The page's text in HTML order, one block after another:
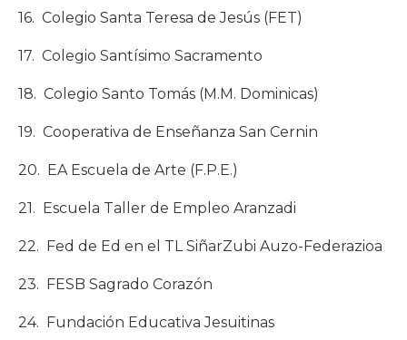
16. Colegio Santa Teresa de Jesús (FET)
17. Colegio Santísimo Sacramento
18. Colegio Santo Tomás (M.M. Dominicas)
19. Cooperativa de Enseñanza San Cernin
20. EA Escuela de Arte (F.P.E.)
21. Escuela Taller de Empleo Aranzadi
22. Fed de Ed en el TL SiñarZubi Auzo-Federazioa
23. FESB Sagrado Corazón
24. Fundación Educativa Jesuitinas